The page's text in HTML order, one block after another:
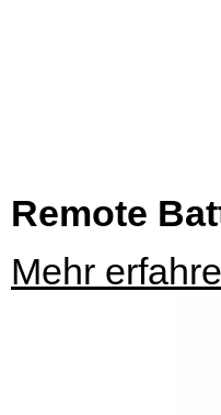
Remote
Mehr